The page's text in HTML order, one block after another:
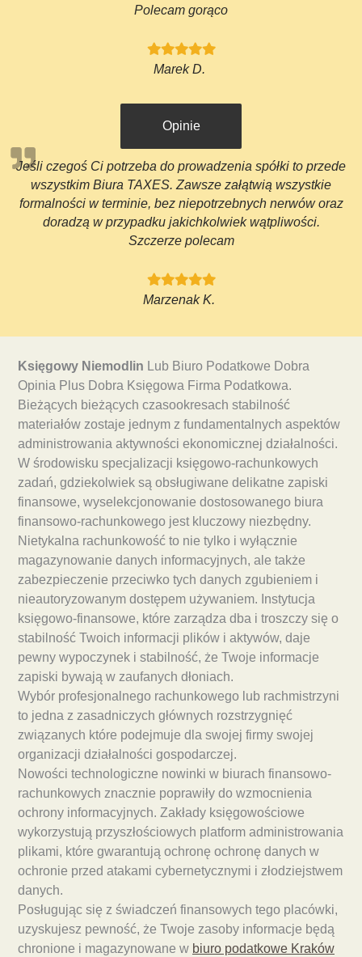
Polecam gorąco
Marek D.
Opinie
Jeśli czegoś Ci potrzeba do prowadzenia spółki to przede
wszystkim Biura TAXES. Zawsze załątwią wszystkie
formalności w terminie, bez niepotrzebnych nerwów oraz
doradzą w przypadku jakichkolwiek wątpliwości.
Szczerze polecam
Marzenak K.
Księgowy Niemodlin Lub Biuro Podatkowe Dobra
Opinia Plus Dobra Księgowa Firma Podatkowa.
Bieżących bieżących czasookresach stabilność
materiałów zostaje jednym z fundamentalnych aspektów
administrowania aktywności ekonomicznej działalności.
W środowisku specjalizacji księgowo-rachunkowych
zadań, gdziekolwiek są obsługiwane delikatne zapiski
finansowe, wyselekcjonowanie dostosowanego biura
finansowo-rachunkowego jest kluczowy niezbędny.
Nietykalna rachunkowość to nie tylko i wyłącznie
magazynowanie danych informacyjnych, ale także
zabezpieczenie przeciwko tych danych zgubieniem i
nieautoryzowanym dostępem używaniem. Instytucja
księgowo-finansowe, które zarządza dba i troszczy się o
stabilność Twoich informacji plików i aktywów, daje
pewny wypoczynek i stabilność, że Twoje informacje
zapiski bywają w zaufanych dłoniach.
Wybór profesjonalnego rachunkowego lub rachmistrzyni
to jedna z zasadniczych głównych rozstrzygnięć
związanych które podejmuje dla swojej firmy swojej
organizacji działalności gospodarczej.
Nowości technologiczne nowinki w biurach finansowo-
rachunkowych znacznie poprawiły do wzmocnienia
ochrony informacyjnych. Zakłady księgowościowe
wykorzystują przyszłościowych platform administrowania
plikami, które gwarantują ochronę ochronę danych w
ochronie przed atakami cybernetycznymi i złodziejstwem
danych.
Posługując się z świadczeń finansowych tego placówki,
uzyskujesz pewność, że Twoje zasoby informacje będą
chronione i magazynowane w biuro podatkowe Kraków